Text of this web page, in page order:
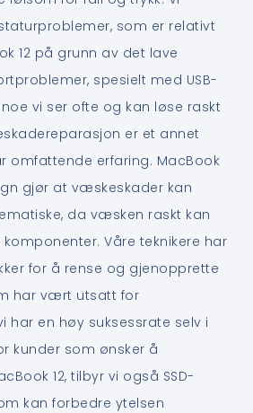
som er relativt
12 på grunn av det lave
spesielt med USB-
vi ser ofte og kan løse raskt
er et annet
omfattende erfaring. MacBook
gjør at væskeskader kan
da væsken raskt kan
Våre teknikere har
for å rense og gjenopprette
har vært utsatt for
har en høy suksessrate selv i
kunder som ønsker å
12, tilbyr vi også SSD-
kan forbedre ytelsen